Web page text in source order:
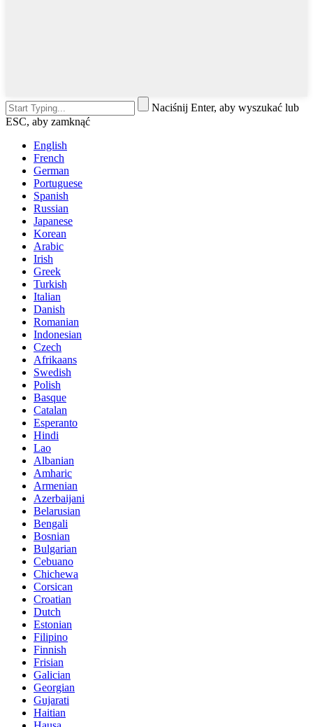
Naciśnij Enter, aby wyszukać lub
ESC, aby zamknąć
English
French
German
Portuguese
Spanish
Russian
Japanese
Korean
Arabic
Irish
Greek
Turkish
Italian
Danish
Romanian
Indonesian
Czech
Afrikaans
Swedish
Polish
Basque
Catalan
Esperanto
Hindi
Lao
Albanian
Amharic
Armenian
Azerbaijani
Belarusian
Bengali
Bosnian
Bulgarian
Cebuano
Chichewa
Corsican
Croatian
Dutch
Estonian
Filipino
Finnish
Frisian
Galician
Georgian
Gujarati
Haitian